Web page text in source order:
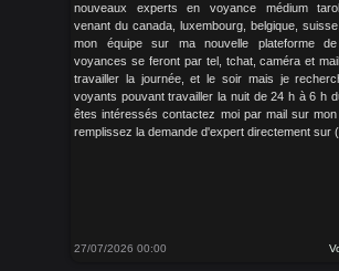
nouveaux experts en voyance médium
venant du canada, luxembourg, belgique,
mon équipe sur ma nouvelle plateforme
voyances se feront par tel, tchat, caméra et
travailler la journée, et le soir mais je
voyants pouvant travailler la nuit de 24 h à 6 h
êtes intéressés contactez moi par mail sur
remplissez la demande d'expert directement sur
27/07/2026 00:00